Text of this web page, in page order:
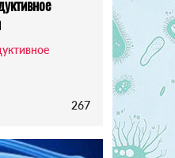
267